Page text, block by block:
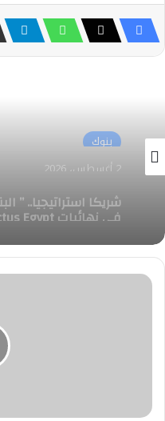
بنوك
29 يوليو، 2026
أنواع من بطاقات
شركات